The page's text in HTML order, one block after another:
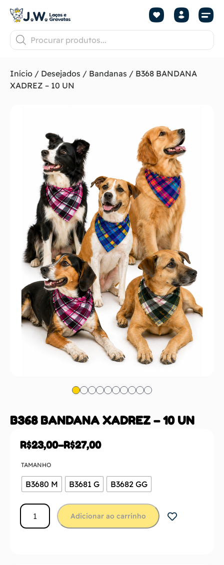
Início / Desejados / Bandanas / B368 BANDANA
XADREZ – 10 UN
B368 BANDANA XADREZ – 10 UN
R$23,00–R$27,00
TAMANHO
B3680 M B3681 G B3682 GG
Adicionar ao carrinho